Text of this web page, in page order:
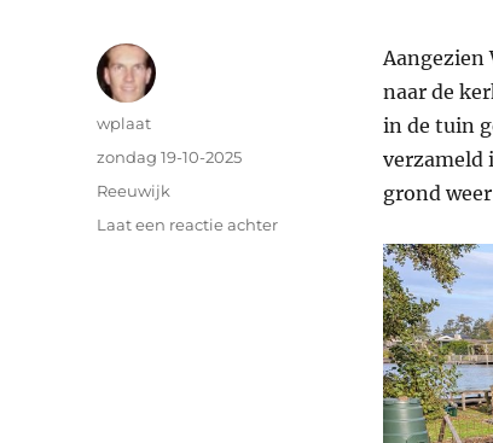
naar de
in de tuin
verzameld
grond
Auteur
wplaat
Geplaatst
zondag 19-10-2025
Categorieën
Reeuwijk
Laat een reactie achterop
Herfstvakantie